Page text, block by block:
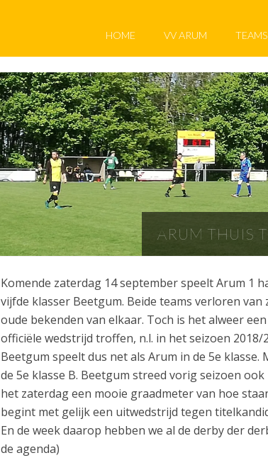
HOME VV ARUM TEAMS
ARUM THUIS
Komende zaterdag 14 september speelt Arum 1
vijfde klasser Beetgum. Beide teams verloren
oude bekenden van elkaar. Toch is het alweer
officiële wedstrijd troffen, n.l. in het seizoen
Beetgum speelt dus net als Arum in de 5e
de 5e klasse B. Beetgum streed vorig seizoen
het zaterdag een mooie graadmeter van hoe
begint met gelijk een uitwedstrijd tegen
En de week daarop hebben we al de derby der
de agenda)